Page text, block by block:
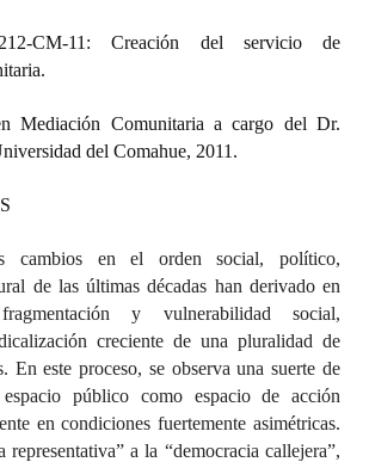
Coordinadora
Públicas
CM-11: Creación del servicio de
Mediación Comunitaria a cargo del Dr.
del Comahue, 2011.
cambios en el orden social, político,
de las últimas décadas han derivado en
y vulnerabilidad social,
creciente de una pluralidad de
En este proceso, se observa una suerte de
público como espacio de acción
en condiciones fuertemente asimétricas.
representativa” a la “democracia callejera”,